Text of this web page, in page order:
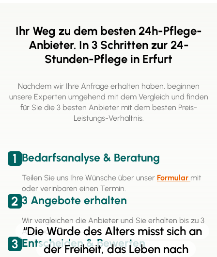
Ihr Weg zu dem besten 24h-Pflege-
Anbieter. In 3 Schritten zur 24-
Stunden-Pflege in Erfurt
Nachdem wir Ihre Anfrage erhalten haben, beginnen
unsere Experten umgehend mit dem Vergleich und finden
für Sie die 3 besten Anbieter mit dem besten Preis-
Leistungs-Verhältnis.
1 Bedarfsanalyse & Beratung
Teilen Sie uns Ihre Wünsche über unser Formular mit
oder verinbaren einen Termin.
2 3 Angebote erhalten
Wir vergleichen die Anbieter und Sie erhalten bis zu 3
Angebote.
3 Entscheiden & Bewerten
“Die Würde des Alters misst sich an
der Freiheit, das Leben nach